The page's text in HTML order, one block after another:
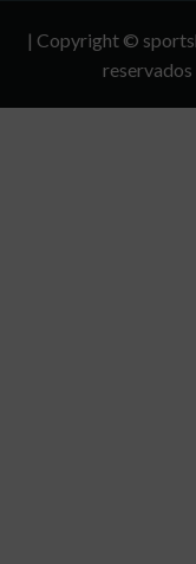
| Copyright ©
reservados